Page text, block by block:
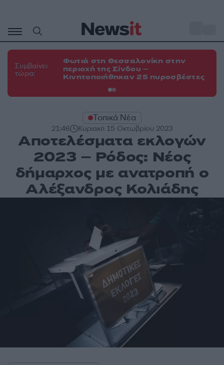
περιεχόμενο
Συμβαίνει
τώρα:
Φωτιά στη Θεσσαλονίκη στην
περιοχή της Σίνδου –
Κινητοποιήθηκαν 25 πυροσβέστες
Τοπικά Νέα
21:46 Κυριακή 15 Οκτωβρίου 2023
Αποτελέσματα εκλογών
2023 – Ρόδος: Νέος
δήμαρχος με ανατροπή ο
Αλέξανδρος Κολιάδης